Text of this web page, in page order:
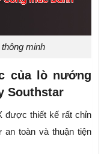
minh
của lò nướng
Southstar
được thiết kế rất chỉn
toàn và thuận tiện